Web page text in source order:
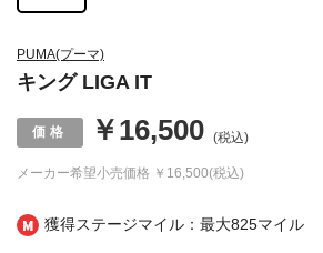
獲得ステージマイル：最大825マイル
PUMA(プーマ)
キング LIGA IT
メーカー希望小売価格 ￥16,500(税込)
￥16,500 (税込)